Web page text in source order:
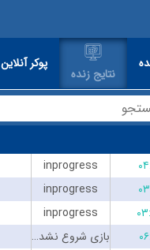
نتایج زنده
پوکر آنلاین
inprogress
inprogress
inprogress
بازی شروع نشده است